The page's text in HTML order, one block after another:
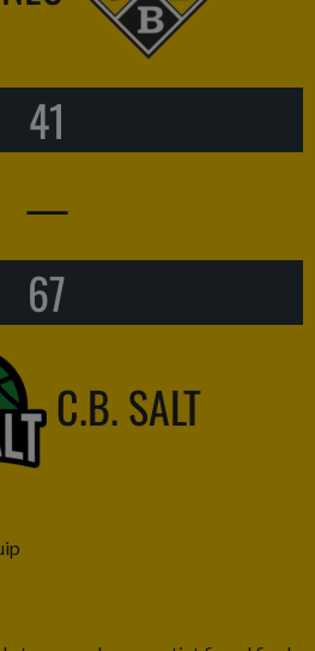
41
—
67
C.B. SALT